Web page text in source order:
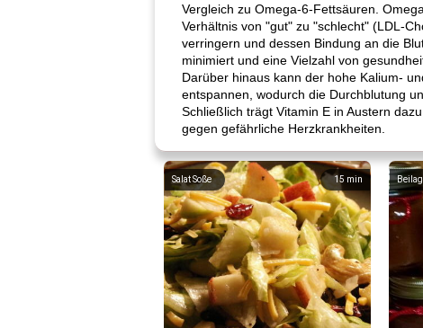
Vergleich zu Omega-6-Fettsäuren.
Verhältnis von "gut" zu "schlecht" (LDL-
verringern und dessen Bindung an die
minimiert und eine Vielzahl von
Darüber hinaus kann der hohe Kalium-
entspannen, wodurch die Durchblutung
Schließlich trägt Vitamin E in Austern
gegen gefährliche Herzkrankheiten.
15 min
Salat Soße